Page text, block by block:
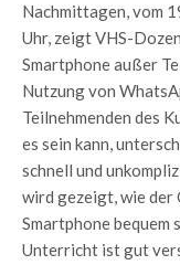
Nachmittagen, vom
Uhr, zeigt VHS-
Smartphone außer
Nutzung von
Teilnehmenden des
es sein kann,
schnell und
wird gezeigt, wie der
Smartphone bequem
Unterricht ist gut